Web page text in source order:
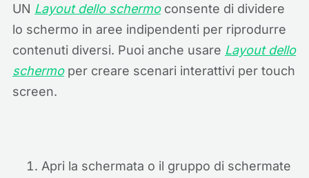
UN Layout dello schermoconsente di dividere
lo schermo in aree indipendenti per riprodurre
contenuti diversi. Puoi anche usare Layout dello
schermoper creare scenari interattivi per touch
screen.
Apri la schermata o il gruppo di schermate